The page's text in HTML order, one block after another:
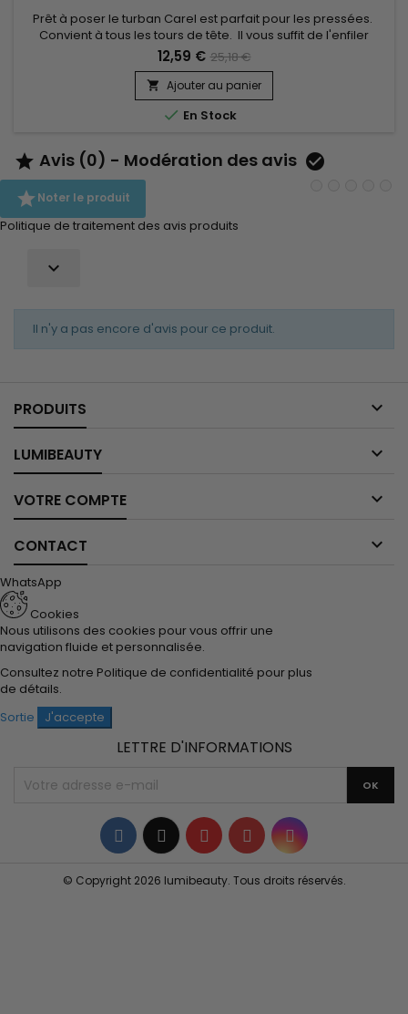
Prêt à poser le turban Carel est parfait pour les pressées.
Convient à tous les tours de tête. Il vous suffit de l'enfiler
comme un bonnet classique pour booster votre style !
confort inégalé et un très beau rendu. Vendu avec son bijou
pour un look élégant.
12,59 € 25,18 €
 Ajouter au panier
 En Stock
 Avis (0) - Modération des avis 
Noter le produit
Politique de traitement des avis produits

Il n'y a pas encore d'avis pour ce produit.
PRODUITS 
LUMIBEAUTY 
VOTRE COMPTE 
CONTACT 
WhatsApp
Cookies
Nous utilisons des cookies pour vous offrir une
navigation fluide et personnalisée.
Consultez notre Politique de confidentialité pour plus
de détails.
Sortie
J'accepte
LETTRE D'INFORMATIONS
Facebook
TwitterYouTubePinterestInstagram
© Copyright 2026 lumibeauty. Tous droits réservés.